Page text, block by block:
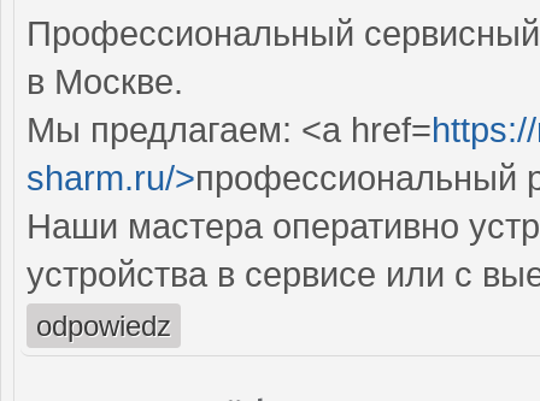
Профессиональный
в Москве.
Мы предлагаем: <a href=
sharm.ru/>профессиональный
Наши мастера оперативно
устройства в сервисе или с
odpowiedz